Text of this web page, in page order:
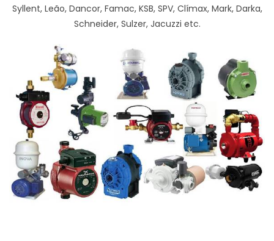
Syllent, Leão, Dancor, Famac, KSB, SPV, Clímax, Mark, Darka,
Schneider, Sulzer, Jacuzzi etc.